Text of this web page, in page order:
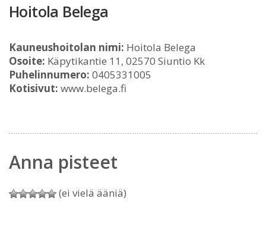
Hoitola Belega
Kauneushoitolan nimi: Hoitola Belega
Osoite: Käpytikantie 11, 02570 Siuntio Kk
Puhelinnumero: 0405331005
Kotisivut: www.belega.fi
Anna pisteet
(ei vielä ääniä)